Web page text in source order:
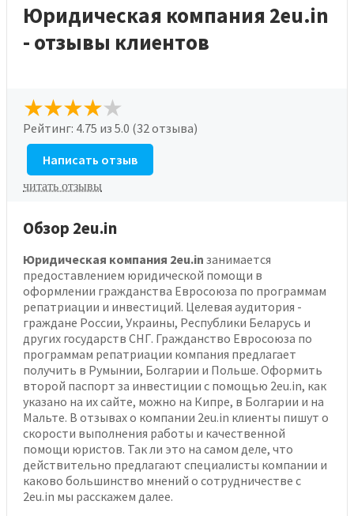
Юридическая компания 2eu.in
- отзывы клиентов
Рейтинг: 4.75 из 5.0 (32 отзыва)
Написать отзыв
читать отзывы
Обзор 2eu.in
Юридическая компания 2eu.in занимается
предоставлением юридической помощи в
оформлении гражданства Евросоюза по программам
репатриации и инвестиций. Целевая аудитория -
граждане России, Украины, Республики Беларусь и
других государств СНГ. Гражданство Евросоюза по
программам репатриации компания предлагает
получить в Румынии, Болгарии и Польше. Оформить
второй паспорт за инвестиции с помощью 2eu.in, как
указано на их сайте, можно на Кипре, в Болгарии и на
Мальте. В отзывах о компании 2eu.in клиенты пишут о
скорости выполнения работы и качественной
помощи юристов. Так ли это на самом деле, что
действительно предлагают специалисты компании и
каково большинство мнений о сотрудничестве с
2eu.in мы расскажем далее.